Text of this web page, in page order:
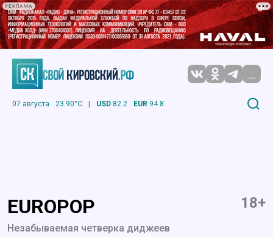
РЕКЛАМА
...
07 августа 23.90°C | USD 82.2 EUR 94.8
EUROPOP 18+
Незабываемая четверка диджеев